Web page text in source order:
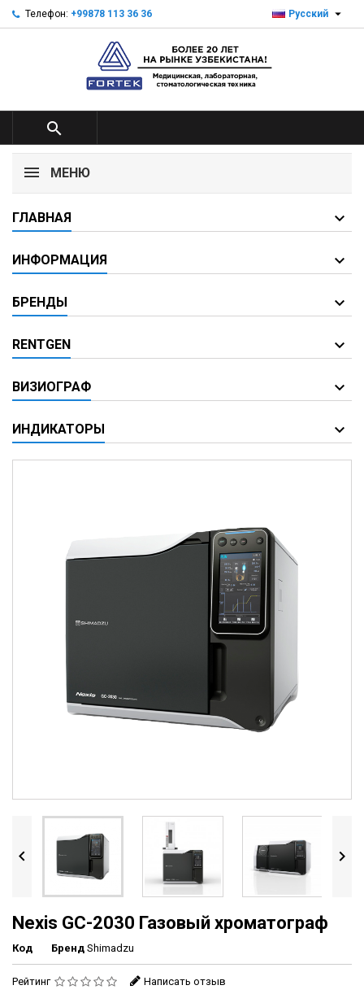
Телефон: +99878 113 36 36 Русский 

МЕНЮ
ГЛАВНАЯ
ИНФОРМАЦИЯ
БРЕНДЫ
RENTGEN
ВИЗИОГРАФ
ИНДИКАТОРЫ
 
Nexis GC-2030 Газовый хроматограф
Код Бренд Shimadzu
Рейтинг Написать отзыв